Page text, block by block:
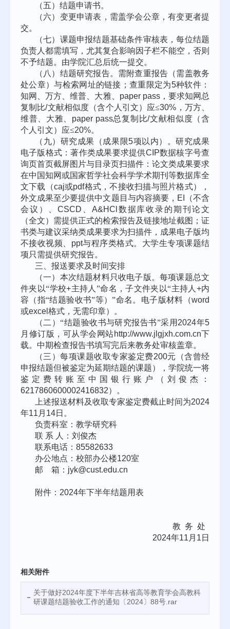
（五）结题申请书。
（六）变更申请表，需盖学会公章，有变更者提
交。
（七）课题申报结题基础条件审核表，每位结题
负责人都需填写，尤其复合影响因子栏不能空，否则
不予结题。由学院汇总后统一提交。
（八）结题研究报告。需附查重报告（需盖教务
处公章）与检索网址的链接；查重限定为5种软件：
知网、万方、维普、大雅、 paper pass，要求知网总
复制比/文献相似度（含个人引文）应≤30% ，万方、
维普、大雅、 paper pass总复制比/文献相似度（含
个人引文）应≤20%。
（九）研究成果（成果限5项以内）。研究成果
电子版格式：著作类成果要求提供CIP数据核字号查
询页首页截屏图片与目录页扫描件：论文类成果要求
在中国知网或国家哲学社会科学学术期刊等数据库全
文下载（caj或pdf格式，不接收扫描与照片格式），
外文成果至少要提供中文题目与内容摘要， EI
（不含
会议）、 CSCD A&HCl 数据库收录的期刊论文
（全文）需提供正式的检索报告及链接地址截图；证
书类与建议采纳类成果要求为扫描件，成果电子版均
不接收视频、 ppt与程序类格式。大学生专项课题结
项只需提供研究报告。
三、报送要求及时间安排
（一）本次结题材料只收电子版。每项课题总文
件夹以“学校+主持人”命名，子文件夹以“主持人 +内
容（指“结题验收书”等）”命名。电子版材料（word
或excel 格式，无需印章）。
（二）“结题验收书与研究报告书”采用 2024年5
月修订版，可从学会网站http://www.jlgjxh.com.cn下
载。中期检查报告书填写完后来教务处审核盖章。
（三）每项课题收取专家鉴定费200元（含曾经
申报结题但被鉴定为延期结题的课题），学院统一将
鉴定费转账至中国银行账户（刘俊杰：
6217860600002416832）。
上述报送材料及收取专家鉴定费截止时间为2024
年11 月 14日。
负责科室：教学研究科
联 系 人：刘俊杰
联系电话： 85582633
办公地点：校部办公楼120室
邮
箱： jyk@cust.edu.cn
附件： 2024年下半年结题用表
教 务 处
2024年11 月 1 日
相关附件
关于做好2024年度下半年吉林省高等教育学会高教科
研课题结题验收工作的通知〔2024〕88号.rar